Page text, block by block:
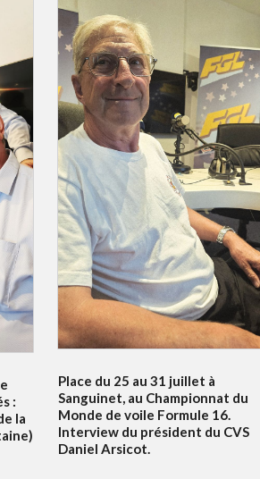
:
la
Place du 25 au 31 juillet à
Sanguinet, au Championnat du
Monde de voile Formule 16.
Interview du président du CVS
Daniel Arsicot.